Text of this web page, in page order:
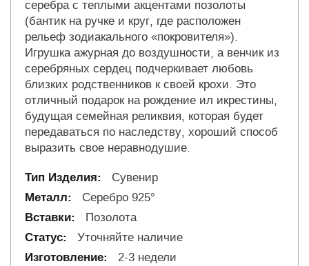
серебра с теплыми акцентами позолоты
(бантик на ручке и круг, где расположен
рельеф зодиакального «покровителя»).
Игрушка ажурная до воздушности, а венчик из
серебряных сердец подчеркивает любовь
близких родственников к своей крохи. Это
отличный подарок на рождение ил икрестины,
будущая семейная реликвия, которая будет
передаваться по наследству, хороший способ
выразить свое неравнодушие.
Сувенир
Серебро 925°
Позолота
Уточняйте наличие
2-3 недели